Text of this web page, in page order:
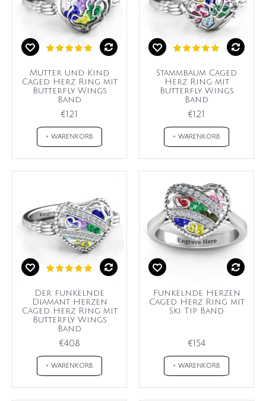
Mutter und Kind
Caged Herz Ring mit
Butterfly Wings
Band
€121
+ WARENKORB
Stammbaum Caged
Herz Ring mit
Butterfly Wings
Band
€121
+ WARENKORB
Der funkelnde
Diamant Herzen
Caged Herz Ring mit
Butterfly Wings
Band
€408
+ WARENKORB
Funkelnde Herzen
Caged Herz Ring mit
Ski Tip Band
€154
+ WARENKORB